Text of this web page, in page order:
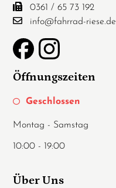
0361 / 65 73 192
info@fahrrad-riese.de
Öffnungszeiten
Geschlossen
Montag - Samstag
10:00 - 19:00
Über Uns